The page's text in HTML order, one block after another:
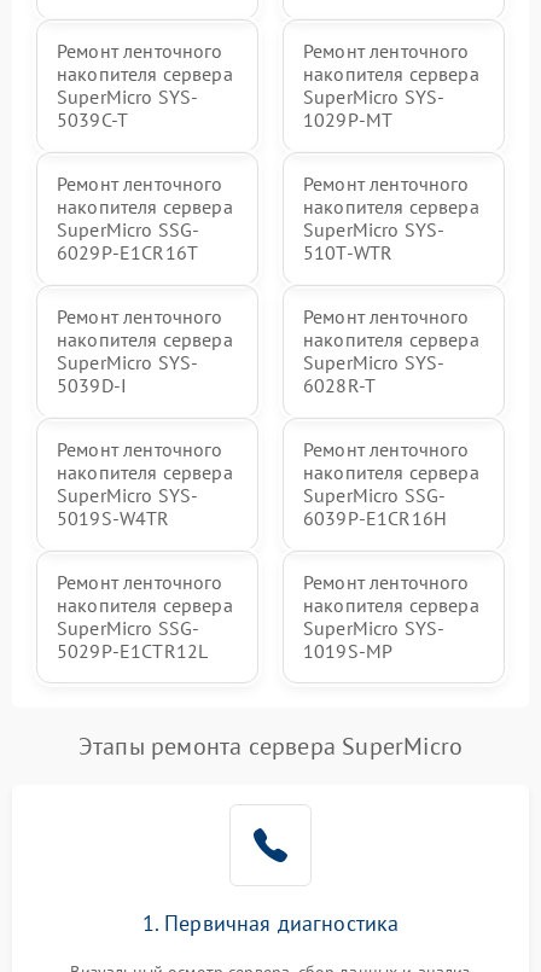
Ремонт ленточного
накопителя сервера
SuperMicro SYS-
5039C-T
Ремонт ленточного
накопителя сервера
SuperMicro SYS-
1029P-MT
Ремонт ленточного
накопителя сервера
SuperMicro SSG-
6029P-E1CR16T
Ремонт ленточного
накопителя сервера
SuperMicro SYS-
510T-WTR
Ремонт ленточного
накопителя сервера
SuperMicro SYS-
5039D-I
Ремонт ленточного
накопителя сервера
SuperMicro SYS-
6028R-T
Ремонт ленточного
накопителя сервера
SuperMicro SYS-
5019S-W4TR
Ремонт ленточного
накопителя сервера
SuperMicro SSG-
6039P-E1CR16H
Ремонт ленточного
накопителя сервера
SuperMicro SSG-
5029P-E1CTR12L
Ремонт ленточного
накопителя сервера
SuperMicro SYS-
1019S-MP
Этапы ремонта сервера SuperMicro
1. Первичная диагностика